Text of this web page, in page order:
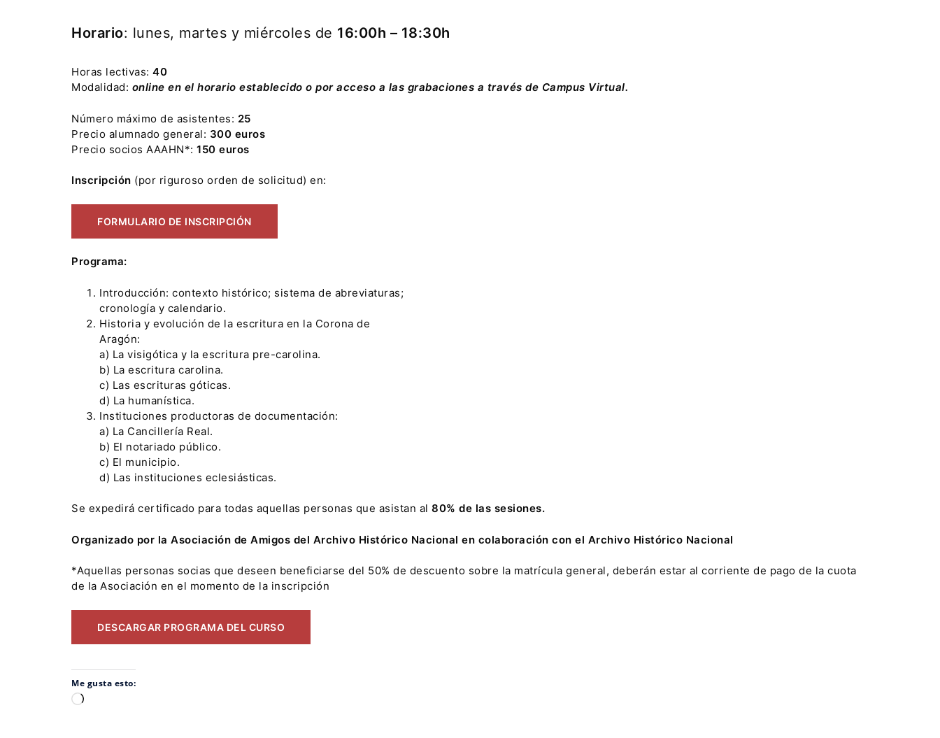
Horario: lunes, martes y miércoles de 16:00h – 18:30h
Horas lectivas: 40
Modalidad: online en el horario establecido o por acceso a las grabaciones a través de Campus Virtual.
Número máximo de asistentes: 25
Precio alumnado general: 300 euros
Precio socios AAAHN*: 150 euros
Inscripción (por riguroso orden de solicitud) en:
FORMULARIO DE INSCRIPCIÓN
Programa:
Introducción: contexto histórico; sistema de abreviaturas;
cronología y calendario.
Historia y evolución de la escritura en la Corona de
Aragón:
a) La visigótica y la escritura pre-carolina.
b) La escritura carolina.
c) Las escrituras góticas.
d) La humanística.
Instituciones productoras de documentación:
a) La Cancillería Real.
b) El notariado público.
c) El municipio.
d) Las instituciones eclesiásticas.
Se expedirá certificado para todas aquellas personas que asistan al 80% de las sesiones.
Organizado por la Asociación de Amigos del Archivo Histórico Nacional en colaboración con el Archivo Histórico Nacional
*Aquellas personas socias que deseen beneficiarse del 50% de descuento sobre la matrícula general, deberán estar al corriente de pago de la cuota
de la Asociación en el momento de la inscripción
DESCARGAR PROGRAMA DEL CURSO
Me gusta esto:
Cargando...